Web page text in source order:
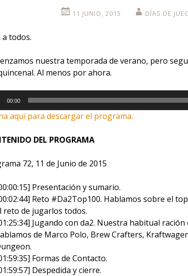
11 JUNIO, 2015 DÍAS DE
a todos.
nuestra temporada de verano, pero
Al menos por ahora.
00:00
aquí para descargar el programa.
DEL PROGRAMA
72, 11 de Junio de 2015
Presentación y sumario.
Reto #Da2Top100. Hablamos sobre el
reto de jugarlos todos.
Jugando con da2. Nuestra habitual ración
de Marco Polo, Brew Crafters,
Formas de Contacto.
Despedida y cierre.